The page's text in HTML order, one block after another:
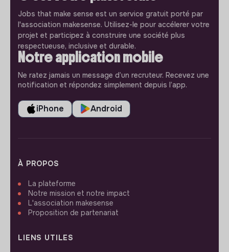
Jobs that make sense est un service gratuit porté par
l'association makesense. Utilisez-le pour accélerer votre
projet et participez à construire une société plus
respectueuse, inclusive et durable.
Notre application mobile
Ne ratez jamais un message d’un recruteur. Recevez une
notification et répondez simplement depuis l’app.
iPhone Android
À PROPOS
La plateforme
Notre mission et notre impact
L'association makesense
Proposition de partenariat
LIENS UTILES